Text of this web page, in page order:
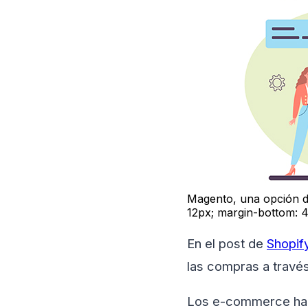
Magento, una opción
12px; margin-bottom:
En el post de
las compras a
Los e-commerce